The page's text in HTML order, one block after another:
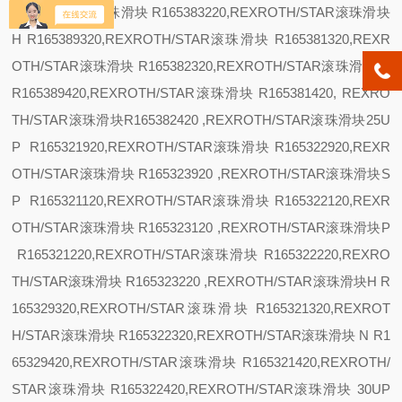
OTH/STAR乐滚珠滑块 R165383220,REXROTH/STAR滚珠滑块
H R165389320,REXROTH/STAR滚珠滑块 R165381320,REXR
OTH/STAR滚珠滑块 R165382320,REXROTH/STAR滚珠滑块N
R165389420,REXROTH/STAR滚珠滑块 R165381420, REXRO
TH/STAR滚珠滑块R165382420 ,REXROTH/STAR滚珠滑块25U
P R165321920,REXROTH/STAR滚珠滑块 R165322920,REXR
OTH/STAR滚珠滑块 R165323920 ,REXROTH/STAR滚珠滑块S
P R165321120,REXROTH/STAR滚珠滑块 R165322120,REXR
OTH/STAR滚珠滑块 R165323120 ,REXROTH/STAR滚珠滑块P
R165321220,REXROTH/STAR滚珠滑块 R165322220,REXRO
TH/STAR滚珠滑块 R165323220 ,REXROTH/STAR滚珠滑块H R
165329320,REXROTH/STAR滚珠滑块 R165321320,REXROT
H/STAR滚珠滑块 R165322320,REXROTH/STAR滚珠滑块 N R1
65329420,REXROTH/STAR滚珠滑块 R165321420,REXROTH/
STAR滚珠滑块 R165322420,REXROTH/STAR滚珠滑块 30UP